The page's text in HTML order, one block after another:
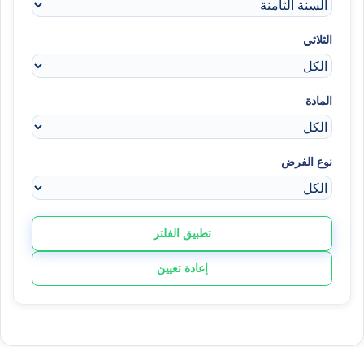
الثلاثي
المادة
نوع الفرض
تطبيق الفلتر
إعادة تعيين